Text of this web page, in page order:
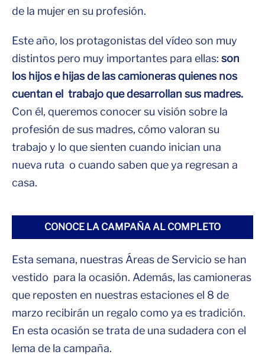
de la mujer en su profesión.
Este año, los protagonistas del vídeo son muy
distintos pero muy importantes para ellas: son
los hijos e hijas de las camioneras quienes nos
cuentan el trabajo que desarrollan sus madres.
Con él, queremos conocer su visión sobre la
profesión de sus madres, cómo valoran su
trabajo y lo que sienten cuando inician una
nueva ruta o cuando saben que ya regresan a
casa.
CONOCE LA CAMPAÑA AL COMPLETO
Esta semana, nuestras Áreas de Servicio se han
vestido para la ocasión. Además, las camioneras
que reposten en nuestras estaciones el 8 de
marzo recibirán un regalo como ya es tradición.
En esta ocasión se trata de una sudadera con el
lema de la campaña.